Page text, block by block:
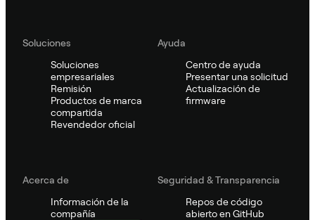
Soluciones
Soluciones
empresariales
Remisión
Productos de marca
compartida
Revendedor oficial
Ayuda
Centro de ayuda
Presentar una solicitud
Actualización de
firmware
Acerca de
Información de la
compañía
Seguridad & Transparencia
Repos de código
abierto en GitHub